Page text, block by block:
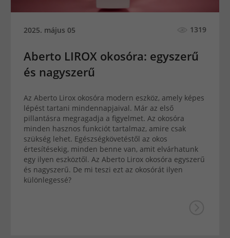
2025. május 05 1319
Aberto LIROX okosóra: egyszerű
és nagyszerű
Az Aberto Lirox okosóra modern eszköz, amely képes
lépést tartani mindennapjaival. Már az első
pillantásra megragadja a figyelmet. Az okosóra
minden hasznos funkciót tartalmaz, amire csak
szükség lehet. Egészségkövetéstől az okos
értesítésekig, minden benne van, amit elvárhatunk
egy ilyen eszköztől. Az Aberto Lirox okosóra egyszerű
és nagyszerű. De mi teszi ezt az okosórát ilyen
különlegessé?